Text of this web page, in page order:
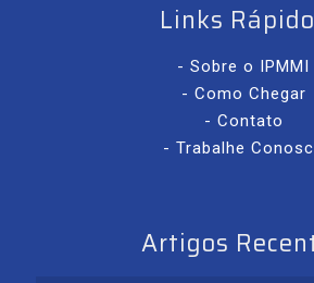
Links
- Sobre o IPMMI
- Como Chegar
- Contato
- Trabalhe
Artigos